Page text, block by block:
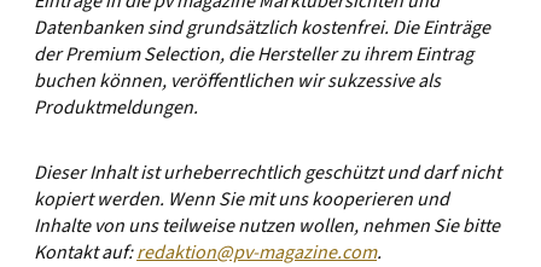
Datenbanken sind grundsätzlich kostenfrei. Die Einträge
der Premium Selection, die Hersteller zu ihrem Eintrag
buchen können, veröffentlichen wir sukzessive als
Produktmeldungen.
Dieser Inhalt ist urheberrechtlich geschützt und darf nicht
kopiert werden. Wenn Sie mit uns kooperieren und
Inhalte von uns teilweise nutzen wollen, nehmen Sie bitte
Kontakt auf:redaktion@pv-magazine.com.